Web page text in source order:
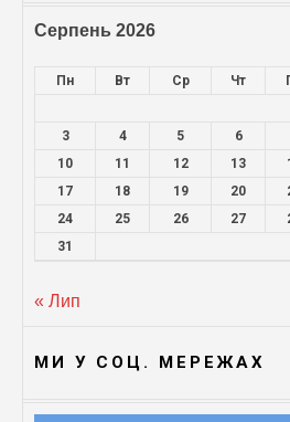
Серпень 2026
Пн Вт Ср Чт
3
4 5 6
10
11 12 13
17
18 19 20
24
25 26 27
31
« Лип
МИ У СОЦ. МЕРЕЖАХ